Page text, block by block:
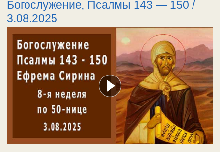
Богослужение, Псалмы 143 — 150 /
3.08.2025